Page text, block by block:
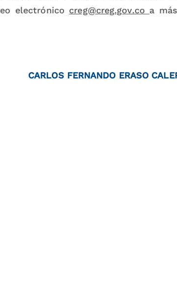
electrónico creg@creg.gov.co a
CARLOS FERNANDO ERASO